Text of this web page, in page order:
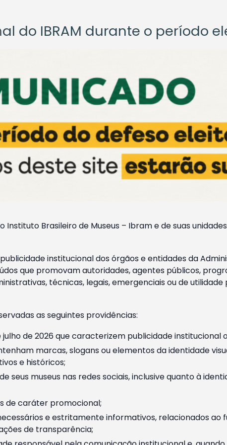
do IBRAM durante o período
Brasileiro de Museus – Ibram e de suas
institucional dos órgãos e entidades da
que promovam autoridades, agentes públicos,
técnicas, legais, emergenciais ou de
as seguintes providências:
de 2026 que caracterizem publicidade institucional
marcas, slogans ou elementos da identidade
e históricos;
museus nas redes sociais, inclusive quanto à
de caráter promocional;
e estritamente informativos, relacionados ao
de transparência;